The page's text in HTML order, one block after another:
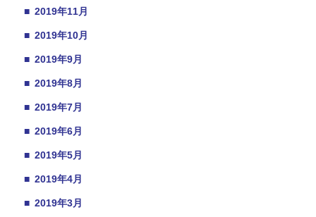
■ 2019年11月
■ 2019年10月
■ 2019年9月
■ 2019年8月
■ 2019年7月
■ 2019年6月
■ 2019年5月
■ 2019年4月
■ 2019年3月